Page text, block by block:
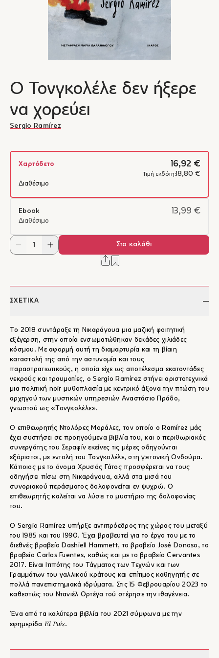
Ο Τονγκολέλε δεν ήξερε
να χορεύει
Sergio Ramírez
Χαρτόδετο 16,92 €
Τιμή εκδότη: 18,80 €
Διαθέσιμο
Ebook 13,99 €
Διαθέσιμο
Στο καλάθι
ΣΧΕΤΙΚΑ
To 2018 συντάραξε τη Νικαράγουα μια μαζική φοιτητική
εξέγερση, στην οποία ενσωματώθηκαν δεκάδες χιλιάδες
κόσμου. Με αφορμή αυτή τη διαμαρτυρία και τη βίαιη
καταστολή της από την αστυνομία και τους
παραστρατιωτικούς, η οποία είχε ως αποτέλεσμα εκατοντάδες
νεκρούς και τραυματίες, ο Sergio Ramírez στήνει αριστοτεχνικά
μια πολιτική noir μυθοπλασία με κεντρικό άξονα την πτώση του
αρχηγού των μυστικών υπηρεσιών Αναστάσιο Πράδο,
γνωστού ως «Τονγκολέλε».
Ο επιθεωρητής Ντολόρες Μοράλες, τον οποίο ο Ramírez μάς
έχει συστήσει σε προηγούμενα βιβλία του, και ο περιθωριακός
συνεργάτης του Σεραφίν εκείνες τις μέρες οδηγούνται
εξόριστοι, με εντολή του Τονγκολέλε, στη γειτονική Ονδούρα.
Κάποιος με το όνομα Χρυσός Γάτος προσφέρεται να τους
οδηγήσει πίσω στη Νικαράγουα, αλλά στα μισά του
συνοριακού περάσματος δολοφονείται εν ψυχρώ. Ο
επιθεωρητής καλείται να λύσει το μυστήριο της δολοφονίας
του.
Ο Sergio Ramírez υπήρξε αντιπρόεδρος της χώρας του μεταξύ
του 1985 και του 1990. Έχει βραβευτεί για το έργο του με το
διεθνές βραβείο Dashiell Hammett, το βραβείο José Donoso, το
βραβείο Carlos Fuentes, καθώς και με το βραβείο Cervantes
2017. Είναι Ιππότης του Τάγματος των Τεχνών και των
Γραμμάτων του γαλλικού κράτους και επίτιμος καθηγητής σε
πολλά πανεπιστημιακά ιδρύματα. Στις 15 Φεβρουαρίου 2023 το
καθεστώς του Ντανιέλ Ορτέγα τού στέρησε την ιθαγένεια.
Ένα από τα καλύτερα βιβλία του 2021 σύμφωνα με την
εφημερίδα El País.